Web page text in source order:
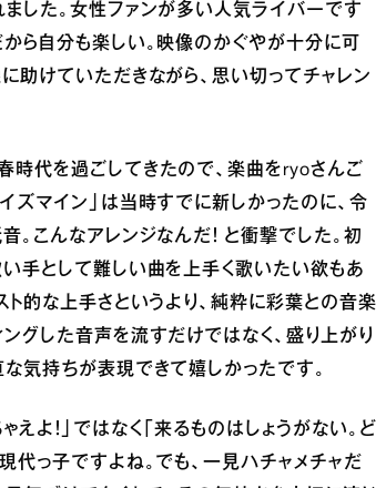
した。女性ファンが多い人気ライバーです
ら自分も楽しい。映像のかぐやが十分に可
助けていただきながら、思い切ってチャレン
時代を過ごしてきたので、楽曲をryoさんご
ズマイン」は当時すでに新しかったのに、令
こんなアレンジなんだ！ と衝撃でした。初
手として難しい曲を上手く歌いたい欲もあ
ト的な上手さというより、純粋に彩葉との音楽
グした音声を流すだけではなく、盛り上がり
気持ちが表現できて嬉しかったです。
よ！」ではなく「来るものはしょうがない。ど
代っ子ですよね。でも、一見ハチャメチャだ